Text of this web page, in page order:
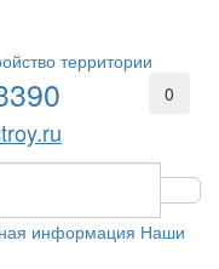
0
информация Наши